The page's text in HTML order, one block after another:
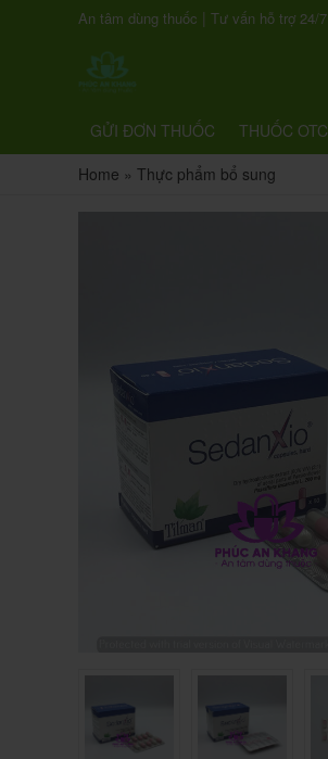
An tâm dùng thuốc | Tư vấn hỗ trợ 24/7
GỬI ĐƠN THUỐC THUỐC OTC
Home » Thực phẩm bổ sung